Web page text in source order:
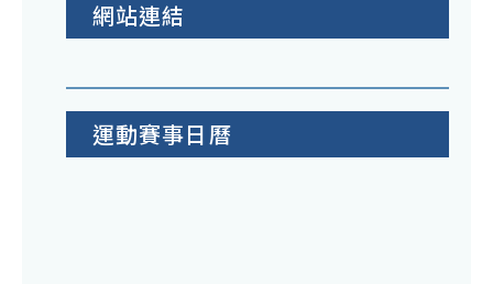
網站連結
運動賽事日曆